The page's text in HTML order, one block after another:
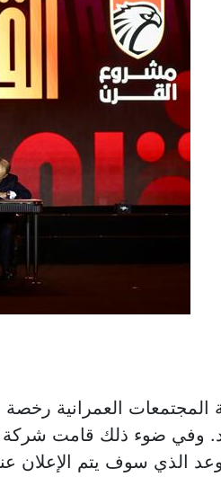
العمرانية رخصة
وفي ضوء ذلك قامت شركة
الذي سوف يتم الإعلان